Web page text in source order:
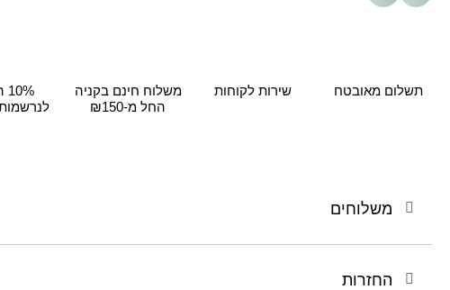
תשלום מאובטח שירות לקוחות
משלוח חינם בקניה
החל מ-₪150
משלוחים
החזרות